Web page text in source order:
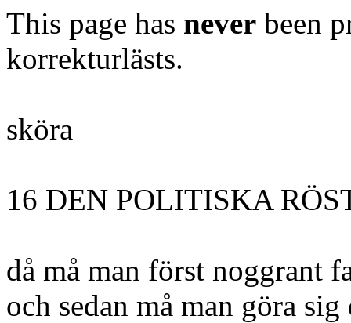
This page has never been
korrekturlästs.
sköra
16 DEN POLITISKA
då må man först noggrant
och sedan må man göra